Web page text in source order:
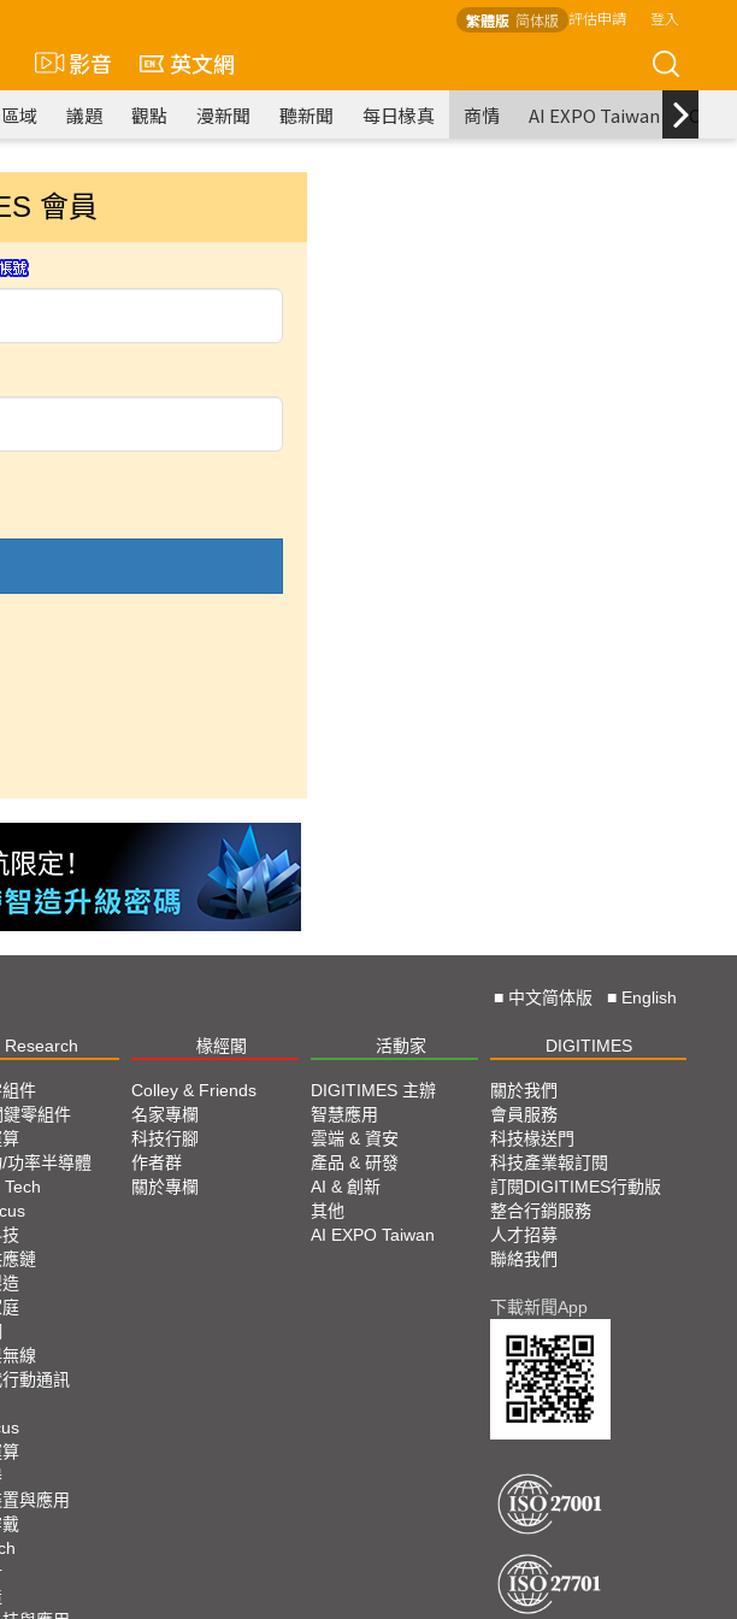
繁體版 简体版 評估申請 登入
影音 英文網
區域 議題 觀點 漫新聞 聽新聞 每日椽真 商情 AI EXPO Taiwan
會員
■ 中文简体版 ■ English
Research 椽經閣 活動家 DIGITIMES
件
鍵零組件
功率半導體
鏈
線
動通訊
與應用
Colley & Friends
名家專欄
科技行腳
作者群
關於專欄
DIGITIMES 主辦
智慧應用
雲端 & 資安
產品 & 研發
AI & 創新
其他
AI EXPO Taiwan
關於我們
會員服務
科技椽送門
科技產業報訂閱
訂閱DIGITIMES行動版
整合行銷服務
人才招募
聯絡我們
下載新聞App